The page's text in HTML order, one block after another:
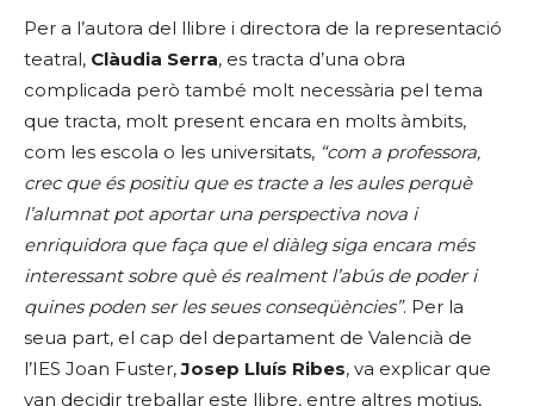
Per a l’autora del llibre i directora de la representació
teatral, Clàudia Serra, es tracta d’una obra
complicada però també molt necessària pel tema
que tracta, molt present encara en molts àmbits,
com les escola o les universitats, “com a professora,
crec que és positiu que es tracte a les aules perquè
l’alumnat pot aportar una perspectiva nova i
enriquidora que faça que el diàleg siga encara més
interessant sobre què és realment l’abús de poder i
quines poden ser les seues conseqüències”. Per la
seua part, el cap del departament de Valencià de
l’IES Joan Fuster,Josep Lluís Ribes, va explicar que
van decidir treballar este llibre, entre altres motius,